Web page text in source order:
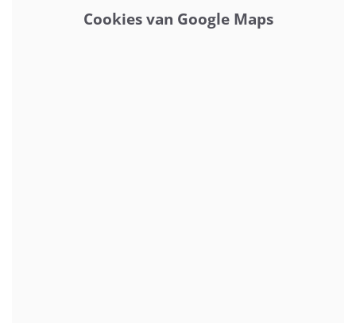
De Mega Repair telefoon reparatie service is
gevestigd in de telefoonwinkel van
Cookies van Google Maps